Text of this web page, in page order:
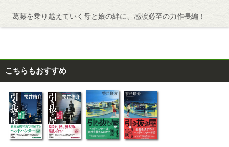
葛藤を乗り越えていく母と娘の絆に、感涙必至の力作長編！
こちらもおすすめ